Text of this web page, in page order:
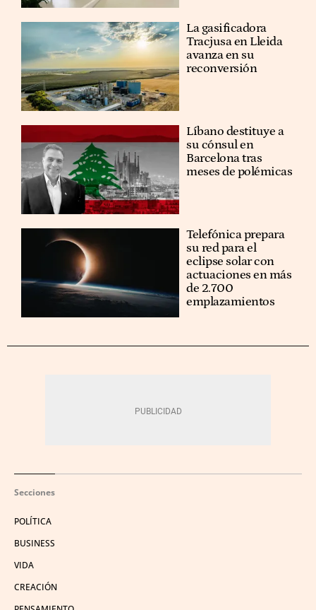
La gasificadora
Tracjusa en Lleida
avanza en su
reconversión
Líbano destituye a
su cónsul en
Barcelona tras
meses de polémicas
Telefónica prepara
su red para el
eclipse solar con
actuaciones en más
de 2.700
emplazamientos
Secciones
POLÍTICA
BUSINESS
VIDA
CREACIÓN